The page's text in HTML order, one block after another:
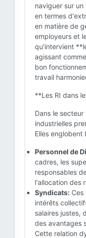
naviguer sur
en termes
en matière de
employeurs et
qu'intervient
agissant
bon
travail
**Les RI dans
Dans le
industrielles
Elles englobent
Personnel de
cadres, les
responsables
l'allocation des
Syndicats: Ces
intérêts
salaires justes,
des avantages
Cette relation